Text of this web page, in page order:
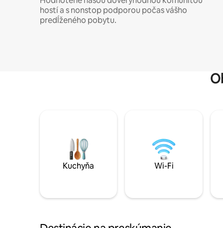
hostí a s nonstop podporou počas vášho
predĺženého pobytu.
Kuchyňa Wi-Fi